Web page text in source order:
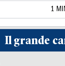
1
Il grande